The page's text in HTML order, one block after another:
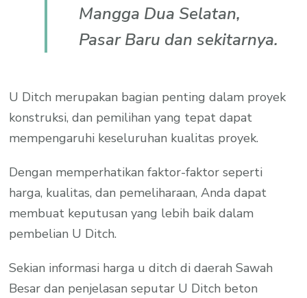
Mangga Dua Selatan,
Pasar Baru dan sekitarnya.
U Ditch merupakan bagian penting dalam proyek
konstruksi, dan pemilihan yang tepat dapat
mempengaruhi keseluruhan kualitas proyek.
Dengan memperhatikan faktor-faktor seperti
harga, kualitas, dan pemeliharaan, Anda dapat
membuat keputusan yang lebih baik dalam
pembelian U Ditch.
Sekian informasi harga u ditch di daerah Sawah
Besar dan penjelasan seputar U Ditch beton